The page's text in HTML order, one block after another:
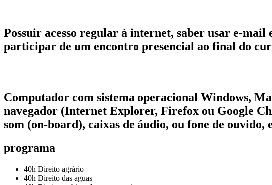
Possuir acesso regular à internet, saber usar e-
participar de um encontro presencial ao final do
Computador com sistema operacional Windows,
navegador (Internet Explorer, Firefox ou Google
som (on-board), caixas de áudio, ou fone de
programa
40h Direito agrário
40h Direito das aguas